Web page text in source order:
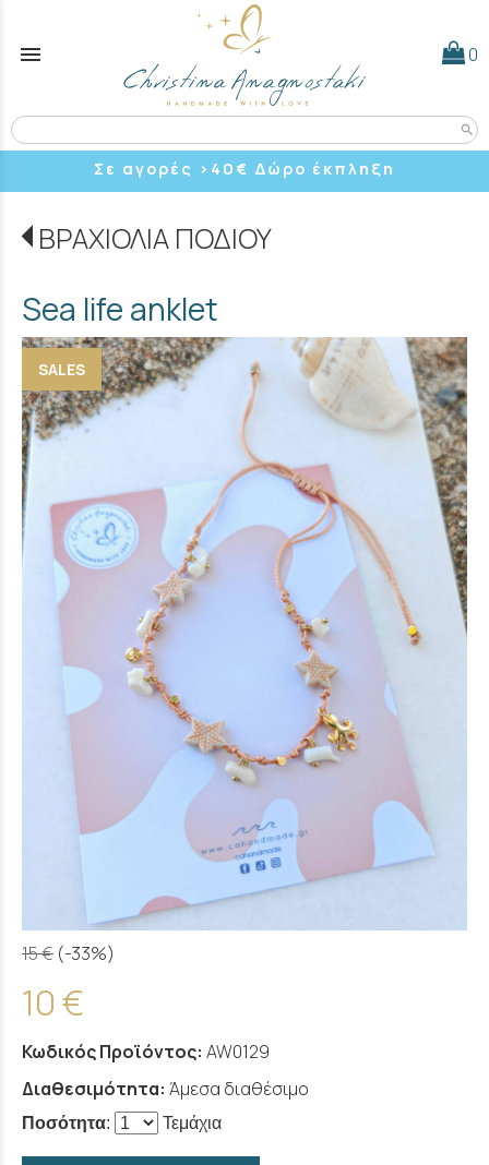
menu 0
search
Σε αγορές >40 € Δώρο έκπληξη
ΒΡΑΧΙΟΛΙΑ ΠΟΔΙΟΥ
Sea life anklet
SALES
15 € (-33%)
10 €
Κωδικός Προϊόντος: AW0129
Διαθεσιμότητα: Άμεσα διαθέσιμο
Ποσότητα: Τεμάχια